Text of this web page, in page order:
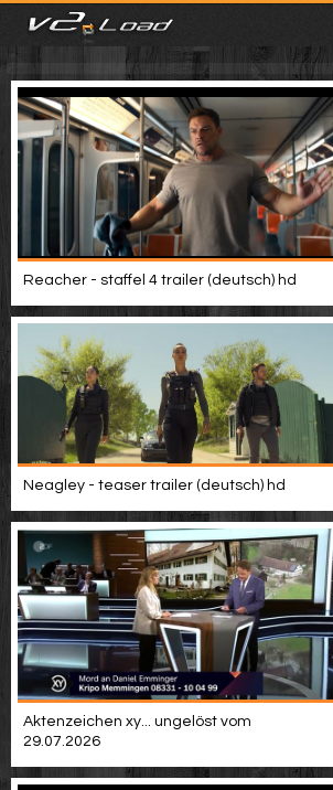
meist gesehen
neuste
kategorien
Menu
mit facebook anmelden
Informationen
Video suchen
Reacher - staffel 4 trailer (deutsch) hd
Neagley - teaser trailer (deutsch) hd
Aktenzeichen xy... ungelöst vom
29.07.2026